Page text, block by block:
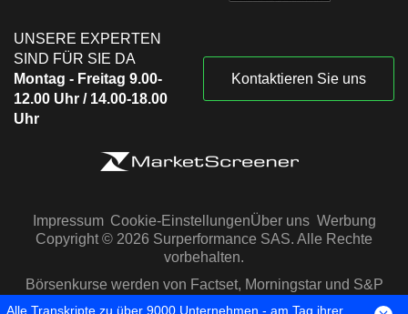
UNSERE EXPERTEN
SIND FÜR SIE DA
Montag - Freitag 9.00-
12.00 Uhr / 14.00-18.00
Uhr
Kontaktieren Sie uns
Impressum Cookie-EinstellungenÜber uns Werbung
Copyright © 2026 Surperformance SAS. Alle Rechte
vorbehalten.
Börsenkurse werden von Factset, Morningstar und S&P
Capital IQ zur Verfügung gestellt
Alle Transkripte zu über 9000 Unternehmen - am Tag ihrer